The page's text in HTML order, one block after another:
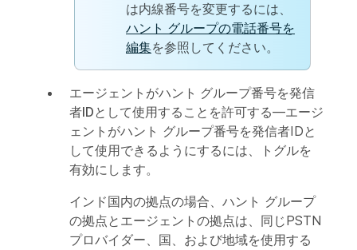
は内線番号を変更するには、
ハント グループの電話番号を
編集を参照してください。
エージェントがハント グループ番号を発信
者IDとして使用することを許可する—エージ
ェントがハント グループ番号を発信者IDと
して使用できるようにするには、トグルを
有効にします。
インド国内の拠点の場合、ハント グループ
の拠点とエージェントの拠点は、同じPSTN
プロバイダー、国、および地域を使用する